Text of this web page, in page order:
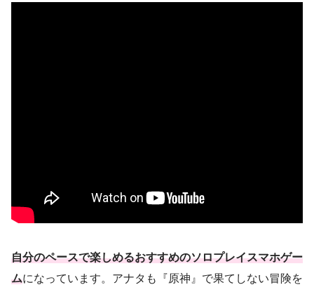
自分のペースで楽しめるおすすめのソロプレイスマホゲー
ムになっています。アナタも『原神』で果てしない冒険を